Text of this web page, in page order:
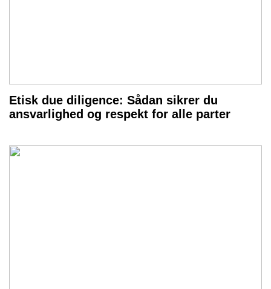
Etisk due diligence: Sådan sikrer du
ansvarlighed og respekt for alle parter